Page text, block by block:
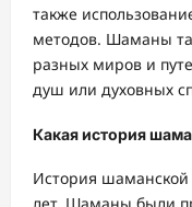
также
методов. Шаманы
разных миров и
душ или духовных
Какая история
История шаманской